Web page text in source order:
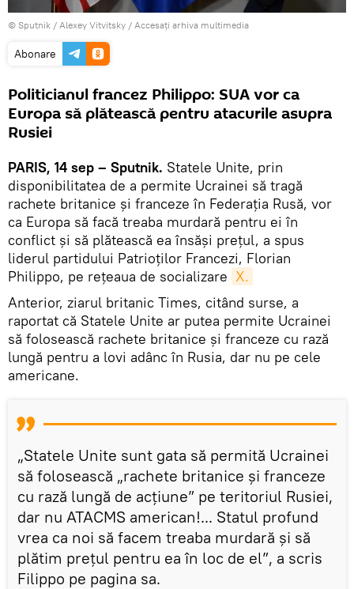
© Sputnik / Alexey Vitvitsky / Accesați arhiva multimedia
Abonare
Politicianul francez Philippo: SUA vor ca
Europa să plătească pentru atacurile asupra
Rusiei
PARIS, 14 sep – Sputnik. Statele Unite, prin
disponibilitatea de a permite Ucrainei să tragă
rachete britanice și franceze în Federația Rusă, vor
ca Europa să facă treaba murdară pentru ei în
conflict și să plătească ea însăși prețul, a spus
liderul partidului Patrioților Francezi, Florian
Philippo, pe rețeaua de socializare X.
Anterior, ziarul britanic Times, citând surse, a
raportat că Statele Unite ar putea permite Ucrainei
să folosească rachete britanice și franceze cu rază
lungă pentru a lovi adânc în Rusia, dar nu pe cele
americane.
„Statele Unite sunt gata să permită Ucrainei
să folosească „rachete britanice și franceze
cu rază lungă de acțiune” pe teritoriul Rusiei,
dar nu ATACMS american!... Statul profund
vrea ca noi să facem treaba murdară și să
plătim prețul pentru ea în loc de el”, a scris
Filippo pe pagina sa.